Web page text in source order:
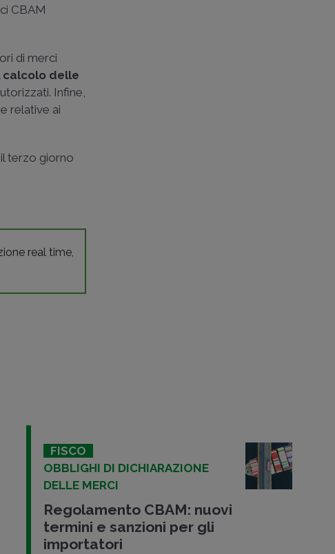
CBAM
di merci
calcolo delle
Infine,
relative ai
terzo giorno
real time,
FISCO
OBBLIGHI DI DICHIARAZIONE
DELLE MERCI
Regolamento CBAM: nuovi
termini e sanzioni per gli
importatori